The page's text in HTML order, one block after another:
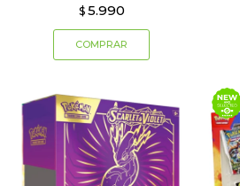
$ 5.990